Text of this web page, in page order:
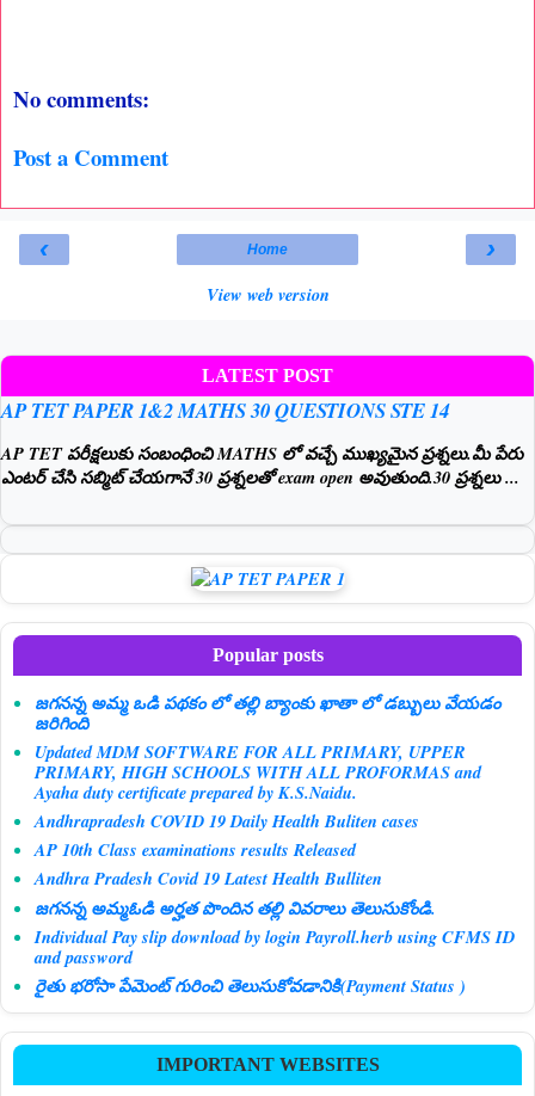
No comments:
Post a Comment
‹ ›
Home
View web version
LATEST POST
AP TET PAPER 1&2 MATHS 30 QUESTIONS STE 14
AP TET పరీక్షలుకు సంబంధించి MATHS లో వచ్చే ముఖ్యమైన ప్రశ్నలు.మీ పేరు
ఎంటర్ చేసి సబ్మిట్ చేయగానే 30 ప్రశ్నలతో exam open అవుతుంది.30 ప్రశ్నలు ...
Popular posts
జగనన్న అమ్మ ఒడి పథకం లో తల్లి బ్యాంకు ఖాతా లో డబ్బులు వేయడం
జరిగింది
Updated MDM SOFTWARE FOR ALL PRIMARY, UPPER
PRIMARY, HIGH SCHOOLS WITH ALL PROFORMAS and
Ayaha duty certificate prepared by K.S.Naidu.
Andhrapradesh COVID 19 Daily Health Buliten cases
AP 10th Class examinations results Released
Andhra Pradesh Covid 19 Latest Health Bulliten
జగనన్న అమ్మఓడి అర్హత పొందిన తల్లి వివరాలు తెలుసుకోండి.
Individual Pay slip download by login Payroll.herb using CFMS ID
and password
రైతు భరోసా పేమెంట్ గురించి తెలుసుకోవడానికి(Payment Status )
IMPORTANT WEBSITES